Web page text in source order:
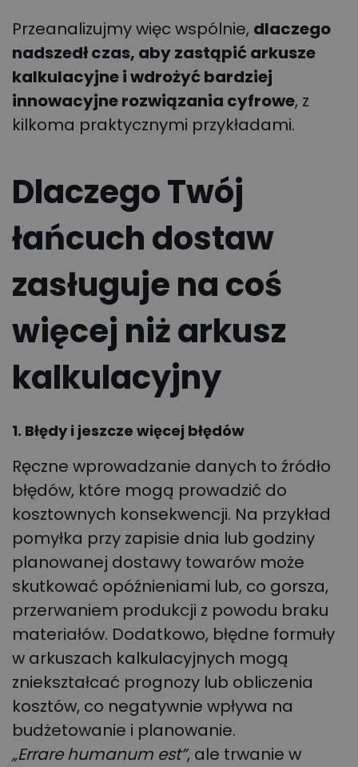
Przeanalizujmy więc wspólnie, dlaczego
nadszedł czas, aby zastąpić arkusze
kalkulacyjne i wdrożyć bardziej
innowacyjne rozwiązania cyfrowe, z
kilkoma praktycznymi przykładami.
Dlaczego Twój
łańcuch dostaw
zasługuje na coś
więcej niż arkusz
kalkulacyjny
1. Błędy i jeszcze więcej błędów
Ręczne wprowadzanie danych to źródło
błędów, które mogą prowadzić do
kosztownych konsekwencji. Na przykład
pomyłka przy zapisie dnia lub godziny
planowanej dostawy towarów może
skutkować opóźnieniami lub, co gorsza,
przerwaniem produkcji z powodu braku
materiałów. Dodatkowo, błędne formuły
w arkuszach kalkulacyjnych mogą
zniekształcać prognozy lub obliczenia
kosztów, co negatywnie wpływa na
budżetowanie i planowanie.
„Errare humanum est”, ale trwanie w